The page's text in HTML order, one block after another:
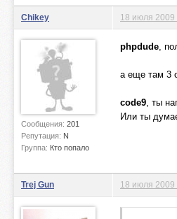
Chikey
Сообщения: 201
Репутация: N
Группа: Кто попало
18 июля 2009
phpdude,
а еще там 3
code9, ты
Или ты
Trej Gun 18 июля 2009